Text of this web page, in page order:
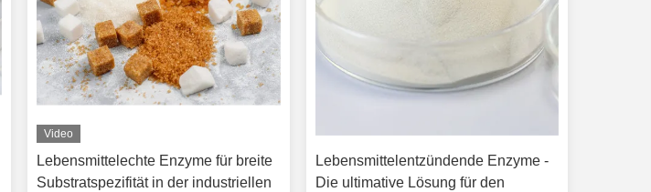
Video
Lebensmittelechte Enzyme für breite
Substratspezifität in der industriellen
Lebensmittelentzündende Enzyme -
Die ultimative Lösung für den